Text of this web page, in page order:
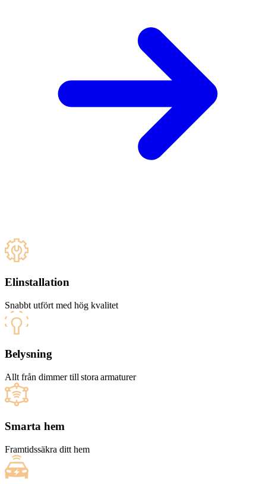
Elinstallation
Snabbt utfört med hög kvalitet
Belysning
Allt från dimmer till stora armaturer
Smarta hem
Framtidssäkra ditt hem